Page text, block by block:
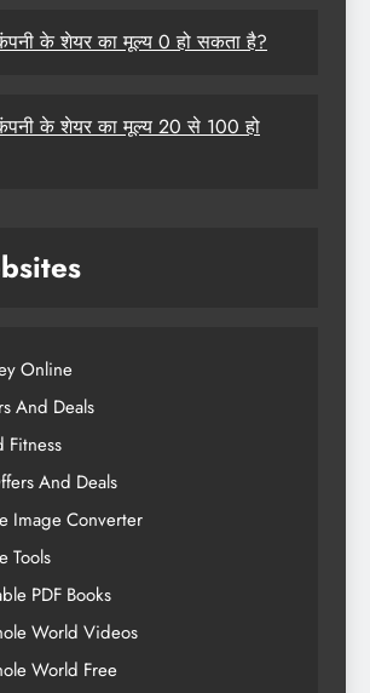
के शेयर का मूल्य 0 हो सकता है?
के शेयर का मूल्य 20 से 100 हो
Online
And Deals
Fitness
And Deals
Image Converter
Tools
PDF Books
World Videos
World Free